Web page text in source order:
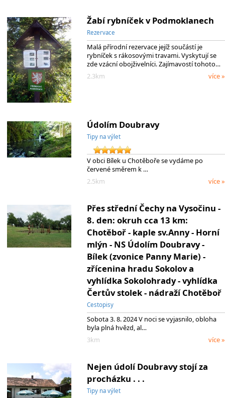
Žabí rybníček v Podmoklanech
Rezervace
Malá přírodní rezervace jejíž součástí je
rybníček s rákosovými travami. Vyskytují se
zde vzácní obojživelníci. Zajímavostí tohoto…
2.3km
více »
Údolím Doubravy
Tipy na výlet
V obci Bílek u Chotěboře se vydáme po
červené směrem k …
2.5km
více »
Přes střední Čechy na Vysočinu -
8. den: okruh cca 13 km:
Chotěboř - kaple sv.Anny - Horní
mlýn - NS Údolím Doubravy -
Bílek (zvonice Panny Marie) -
zřícenina hradu Sokolov a
vyhlídka Sokolohrady - vyhlídka
Čertův stolek - nádraží Chotěboř
Cestopisy
Sobota 3. 8. 2024 V noci se vyjasnilo, obloha
byla plná hvězd, al…
3km
více »
Nejen údolí Doubravy stojí za
procházku . . .
Tipy na výlet